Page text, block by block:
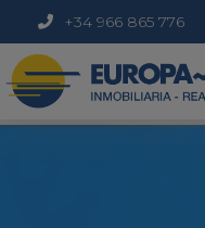
+34 966 865 776